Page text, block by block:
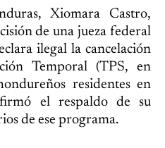
Xiomara Castro,
de una jueza federal
ilegal la cancelación
Temporal (TPS, en
residentes en
el respaldo de su
de ese programa.